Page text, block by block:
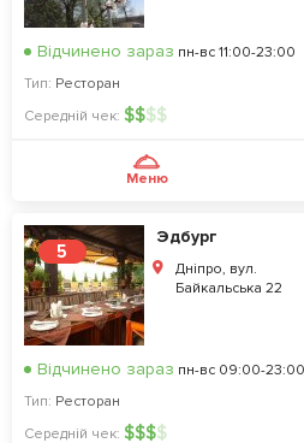
Відчинено зараз пн-вс 11:00-23:00
Тип: Ресторан
Середній чек: $$$$
Меню
5
Эдбург
Дніпро, вул.
Байкальська 22
Відчинено зараз пн-вс 09:00-23:00
Тип: Ресторан
Середній чек: $$$$